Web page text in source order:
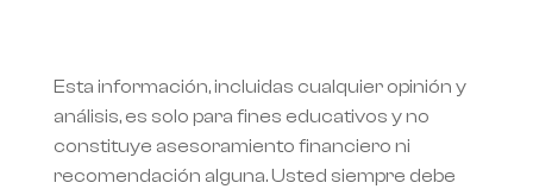
Esta información, incluidas cualquier opinión y
análisis, es solo para fines educativos y no
constituye asesoramiento financiero ni
recomendación alguna. Usted siempre debe